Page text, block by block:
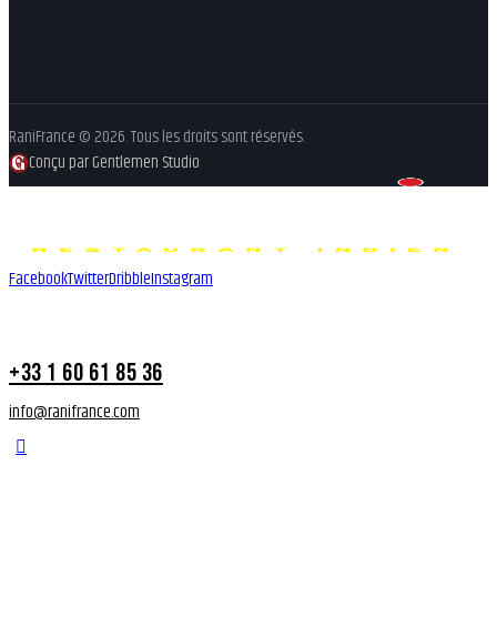
RaniFrance © 2026. Tous les droits sont réservés.
Conçu par Gentlemen Studio
FacebookTwitterDribbleInstagram
+33 1 60 61 85 36
info@ranifrance.com